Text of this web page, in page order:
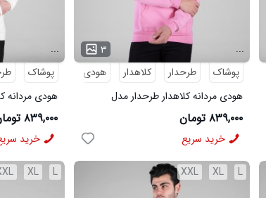
هودی مردانه
۳
...
پوشاک
طرحدار کلاهدار هودی
هودی مردانه
هودی مردانه کلاهدار طرحدار مدل
49148
۸۳۹,۰۰۰ تومان
خرید سریع
...
پوشاک
هودی مردانه
49150
۸۳۹,۰۰۰ تومان
خرید
L
XL
XXL
L
XL